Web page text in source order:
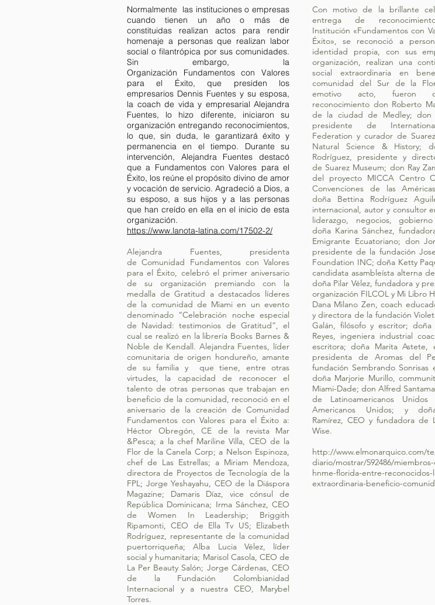
Normalmente las instituciones o empresas
cuando tienen un año o más de
constituidas realizan actos para rendir
homenaje a personas que realizan labor
social o filantrópica por sus comunidades.
Sin embargo, la
Organización Fundamentos con Valores
para el Éxito, que presiden los
empresarios Dennis Fuentes y su esposa,
la coach de vida y empresarial Alejandra
Fuentes, lo hizo diferente, iniciaron su
organización entregando reconocimientos,
lo que, sin duda, le garantizará éxito y
permanencia en el tiempo. Durante su
intervención, Alejandra Fuentes destacó
que a Fundamentos con Valores para el
Éxito, los reúne el propósito divino de amor
y vocación de servicio. Agradeció a Dios, a
su esposo, a sus hijos y a las personas
que han creído en ella en el inicio de esta
organización.
https://www.lanota-latina.com/17502-2/
Alejandra Fuentes, presidenta
de Comunidad Fundamentos con Valores
para el Éxito, celebró el primer aniversario
de su organización premiando con la
medalla de Gratitud a destacados líderes
de la comunidad de Miami en un evento
denominado “Celebración noche especial
de Navidad: testimonios de Gratitud”, el
cual se realizó en la librería Books Barnes &
Noble de Kendall. Alejandra Fuentes, líder
comunitaria de origen hondureño, amante
de su familia y que tiene, entre otras
virtudes, la capacidad de reconocer el
talento de otras personas que trabajan en
beneficio de la comunidad, reconoció en el
aniversario de la creación de Comunidad
Fundamentos con Valores para el Éxito a:
Héctor Obregón, CE de la revista Mar
&Pesca; a la chef Mariline Villa, CEO de la
Flor de la Canela Corp; a Nelson Espinoza,
chef de Las Estrellas; a Miriam Mendoza,
directora de Proyectos de Tecnología de la
FPL; Jorge Yeshayahu, CEO de la Diáspora
Magazine; Damaris Díaz, vice cónsul de
República Dominicana; Irma Sánchez, CEO
de Women In Leadership; Briggith
Ripamonti, CEO de Ella Tv US; Elizabeth
Rodríguez, representante de la comunidad
puertorriqueña; Alba Lucia Vélez, líder
social y humanitaria; Marisol Casola, CEO de
La Per Beauty Salón; Jorge Cárdenas, CEO
de la Fundación Colombianidad
Internacional y a nuestra CEO, Marybel
Torres.
Con motivo de la brillante
entrega de
Institución «Fundamentos con
Éxito», se reconoció a
identidad propia, con sus
organización, realizan una
social extraordinaria en
comunidad del Sur de la
emotivo acto, fueron
reconocimiento don Roberto
de la ciudad de Medley; don
presidente de
Federation y curador de
Natural Science & History;
Rodríguez, presidente y
de Suarez Museum; don Ray
del proyecto MICCA Centro
Convenciones de las
doña Bettina Rodríguez
internacional, autor y consultor
liderazgo, negocios,
doña Karina Sánchez,
Emigrante Ecuatoriano; don
presidente de la fundación
Foundation INC; doña Ketty
candidata asambleísta alterna
doña Pilar Vélez, fundadora y
organización FILCOL y Mi Libro
Dana Milano Zen, coach
y directora de la fundación
Galán, filósofo y escritor; doña
Reyes, ingeniera industrial
escritora; doña Marita Astete,
presidenta de Aromas del
fundación Sembrando Sonrisas
doña Marjorie Murillo,
Miami-Dade; don Alfred
de Latinoamericanos
Americanos Unidos; y
Ramírez, CEO y fundadora de
Wise.
http://www.elmonarquico.com/
diario/mostrar/592486/
hnme-florida-entre-reconocidos-
extraordinaria-beneficio-